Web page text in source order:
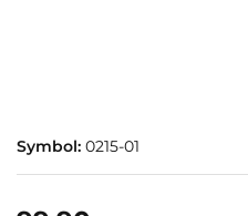
Symbol: 0215-01